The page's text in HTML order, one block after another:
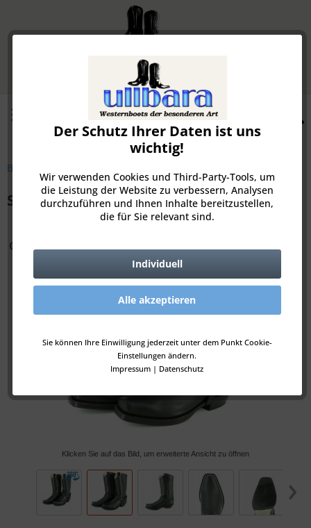
Merkzettel Mein Konto
Der Schutz Ihrer Daten ist uns
wichtig!
Wir verwenden Cookies und Third-Party-Tools, um
die Leistung der Website zu verbessern, Analysen
durchzuführen und Ihnen Inhalte bereitzustellen,
die für Sie relevant sind.
Individuell
Alle akzeptieren
Sie können Ihre Einwilligung jederzeit unter dem Punkt Cookie-
Einstellungen ändern.
Impressum | Datenschutz
Bikerboots
Sendra 4670- 58- Seta Sam
Klicken Sie auf das Bild, um erweiterte Ansicht zu öffnen